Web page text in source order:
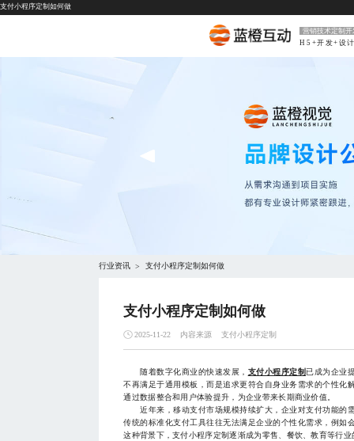
支付小程序定制如何做
营销技术定制开
H5+开发+设
行业资讯 > 支付小程序定制如何做
支付小程序定制如何做
2025-11-22 内容来源 支付小程序定制
随着数字化商业的快速发展， 支付小程序定制 已成为企业
不再满足于通用模板，而是追求更符合自身业务需求的个性化
通过数据整合和用户体验提升，为企业带来长期商业价值。
近年来，移动支付市场规模持续扩大，企业对支付功能的
传统的标准化支付工具往往无法满足企业的个性化需求，例如
这种背景下，支付小程序定制逐渐成为零售、餐饮、教育等行业